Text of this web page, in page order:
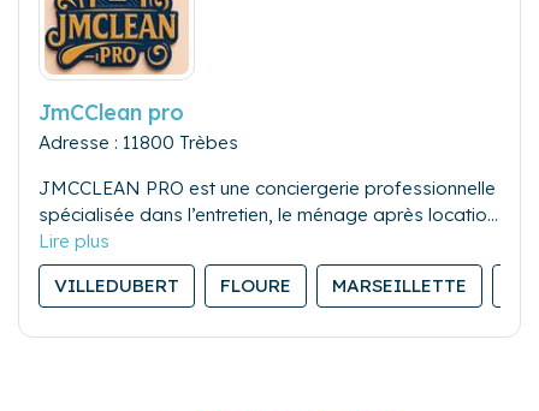
JmCClean pro
Adresse : 11800 Trèbes
JMCCLEAN PRO est une conciergerie professionnelle
spécialisée dans l’entretien, le ménage après location
saisonnière, et la gestion du linge. Sérieuse et
réactive, notre équipe assure des prestations de
qualité pour garantir la satisfaction des propriétaires
VILLEDUBERT FLOURE MARSEILLETTE